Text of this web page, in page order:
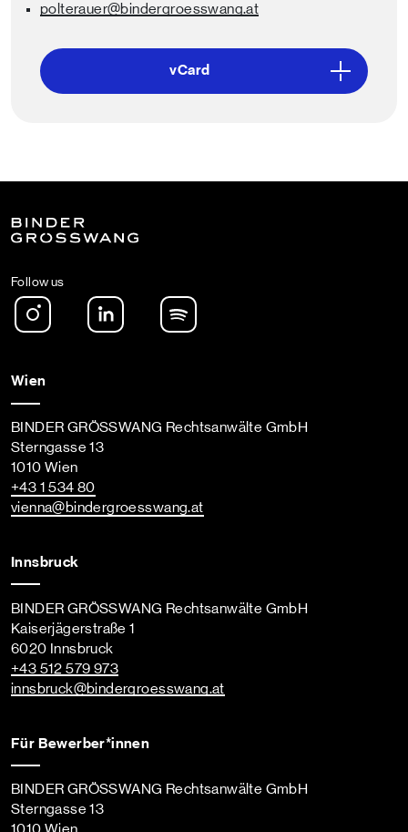
polterauer@bindergroesswang.at
vCard
Follow us
Instagram LinkedIn
Wien
BINDER GRÖSSWANG Rechtsanwälte GmbH
Sterngasse 13
1010 Wien
+43 1 534 80
vienna@bindergroesswang.at
Innsbruck
BINDER GRÖSSWANG Rechtsanwälte GmbH
Kaiserjägerstraße 1
6020 Innsbruck
+43 512 579 973
innsbruck@bindergroesswang.at
Für Bewerber*innen
BINDER GRÖSSWANG Rechtsanwälte GmbH
Sterngasse 13